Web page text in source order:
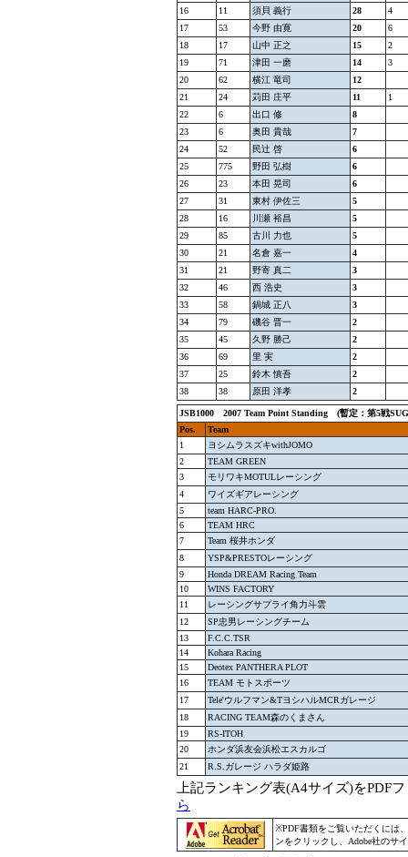
16
11 須貝 義行 28
4
17
53 今野 由寛 20
6
18
17 山中 正之 15
2
19
71 津田 一磨 14
3
20
62 横江 竜司
12
21
24 苅田 庄平 11
1
22
6 出口 修
8
23
6 奥田 貴哉
7
24
52 民辻 啓
6
25
775 野田 弘樹
6
26
23 本田 晃司
6
27
31 東村 伊佐三
5
28
16 川瀬 裕昌
5
29
85 古川 力也
5
30
21 名倉 嘉一
4
31
21 野寄 真二
3
32
46 西 浩史
3
33
58 鍋城 正八
3
34
79 磯谷 晋一
2
35
45 久野 勝己
2
36
69 里 実
2
37
25 鈴木 慎吾
2
38
38 原田 洋孝 2
JSB1000 2007 Team Point Standing (暫定： 第5戦
Pos.
Team
1
ヨシムラスズキwithJOMO
2
TEAM GREEN
3
モリワキMOTULレーシング
4
ワイズギアレーシング
5
team HARC-PRO.
6
TEAM HRC
7
Team 桜井ホンダ
8
YSP&PRESTOレーシング
9
Honda DREAM Racing Team
10
WINS FACTORY
11
レーシングサプライ角力斗雲
12
SP忠男レーシングチーム
13
F.C.C.TSR
14
Kohara Racing
15
Deotex PANTHERA PLOT
16
TEAM モトスポーツ
17
Tele'ウルフマン&TヨシハルMCRガレージ
18
RACING TEAM森のくまさん
19
RS-ITOH
20
ホンダ浜友会浜松エスカルゴ
21
R.S.ガレージ ハラダ姫路
上記ランキング表(A4サイズ)をPDF
ら
※PDF書類をご覧いただくには
ンをクリックし、Adobe社のサ